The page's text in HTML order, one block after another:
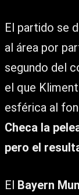
El partido se
al área por
segundo del
el que
esférica al
Checa la
pero el
El Bayern